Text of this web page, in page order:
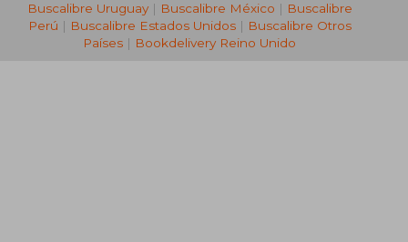
Buscalibre Uruguay| Buscalibre México | Buscalibre
Perú | Buscalibre Estados Unidos| Buscalibre Otros
Países | Bookdelivery Reino Unido